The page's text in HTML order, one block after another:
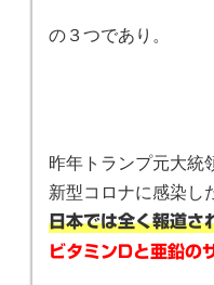
の３つであり。
昨年トランプ元大統
新型コロナに感染し
日本では全く報道さ
ビタミンDと亜鉛の